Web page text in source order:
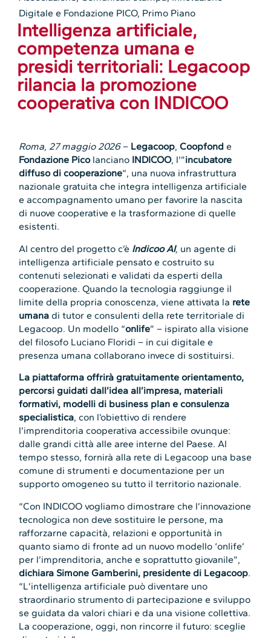
Digitale e Fondazione PICO, Primo Piano
Intelligenza artificiale,
competenza umana e
presidi territoriali: Legacoop
rilancia la promozione
cooperativa con INDICOO
Roma, 27 maggio 2026– Legacoop,Coopfond e
Fondazione Picolanciano INDICOO, l'”incubatore
diffuso di cooperazione“, una nuova infrastruttura
nazionale gratuita che integra intelligenza artificiale
e accompagnamento umano per favorire la nascita
di nuove cooperative e la trasformazione di quelle
esistenti.
Al centro del progetto c’è Indicoo AI, un agente di
intelligenza artificiale pensato e costruito su
contenuti selezionati e validati da esperti della
cooperazione. Quando la tecnologia raggiunge il
limite della propria conoscenza, viene attivata la rete
umana di tutor e consulenti della rete territoriale di
Legacoop. Un modello “onlife” – ispirato alla visione
del filosofo Luciano Floridi – in cui digitale e
presenza umana collaborano invece di sostituirsi.
La piattaforma offrirà gratuitamente orientamento,
percorsi guidati dall’idea all’impresa, materiali
formativi, modelli di business plan e consulenza
specialistica, con l’obiettivo di rendere
l’imprenditoria cooperativa accessibile ovunque:
dalle grandi città alle aree interne del Paese. Al
tempo stesso, fornirà alla rete di Legacoop una base
comune di strumenti e documentazione per un
supporto omogeneo su tutto il territorio nazionale.
“Con INDICOO vogliamo dimostrare che l’innovazione
tecnologica non deve sostituire le persone, ma
rafforzarne capacità, relazioni e opportunità in
quanto siamo di fronte ad un nuovo modello ‘onlife’
per l’imprenditoria, anche e soprattutto giovanile”,
dichiara Simone Gamberini, presidente di Legacoop.
“L’intelligenza artificiale può diventare uno
straordinario strumento di partecipazione e sviluppo
se guidata da valori chiari e da una visione collettiva.
La cooperazione, oggi, non rincorre il futuro: sceglie